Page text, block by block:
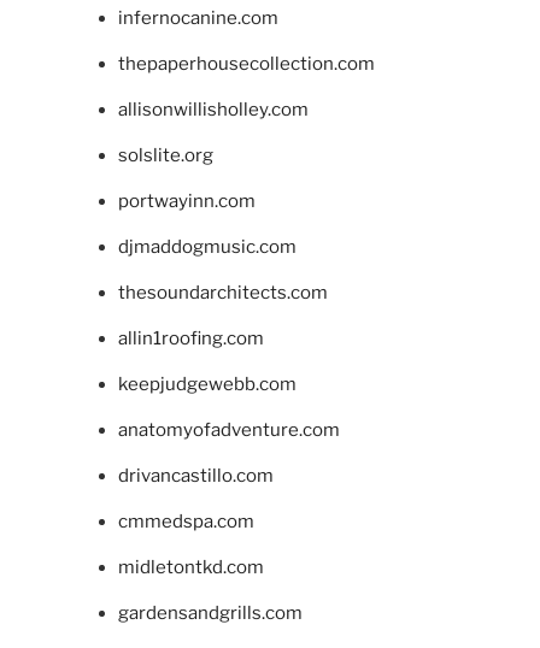
infernocanine.com
thepaperhousecollection.com
allisonwillisholley.com
solslite.org
portwayinn.com
djmaddogmusic.com
thesoundarchitects.com
allin1roofing.com
keepjudgewebb.com
anatomyofadventure.com
drivancastillo.com
cmmedspa.com
midletontkd.com
gardensandgrills.com